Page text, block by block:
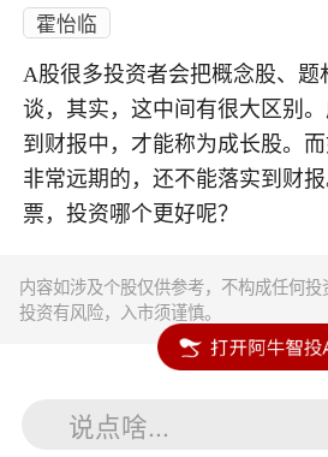
霍怡临
A股很多投资者会把概念股、
谈，其实，这中间有很大区别
到财报中，才能称为成长股。
非常远期的，还不能落实到财
票，投资哪个更好呢？
内容如涉及个股仅供参考，不构成任何投
投资有风险，入市须谨慎。
说点啥...